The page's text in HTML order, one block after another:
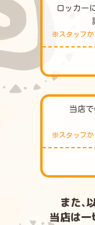
ロッカー
※スタッフか
当店
※スタッフか
また､
当店は一